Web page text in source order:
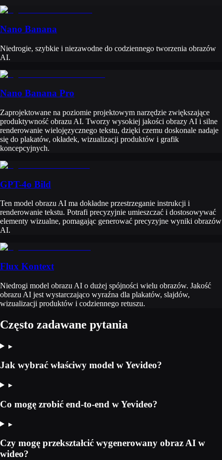
Nano Banana
Niedrogie, szybkie i niezawodne do codziennego tworzenia obrazów
AI.
Nano Banana Pro
Zaprojektowane na poziomie projektowym narzędzie zwiększające
produktywność obrazu AI. Tworzy wysokiej jakości obrazy AI i silne
renderowanie wielojęzycznego tekstu, dzięki czemu doskonale nadaje
się do plakatów, okładek, wizualizacji produktów i grafik
koncepcyjnych.
GPT-4o Bild
Ten model obrazu AI ma dokładne przestrzeganie instrukcji i
renderowanie tekstu. Potrafi precyzyjnie umieszczać i dostosowywać
elementy wizualne, pomagając generować precyzyjne wyniki obrazów
AI.
Flux Kontext
Niedrogi model obrazu AI o dużej spójności wielu obrazów. Jakość
obrazu AI jest wystarczająco wyraźna dla plakatów, slajdów,
wizualizacji produktów i codziennego retuszu.
Często zadawane pytania
▸
Jak wybrać właściwy model w Yevideo?
▸
Co mogę zrobić end-to-end w Yevideo?
▸
Czy mogę przekształcić wygenerowany obraz AI w
wideo?